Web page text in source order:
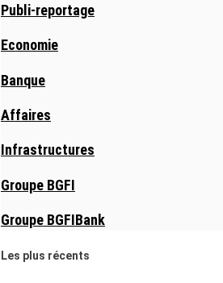
Publi-reportage
Economie
Banque
Affaires
Infrastructures
Groupe BGFI
Groupe BGFIBank
Les plus récents